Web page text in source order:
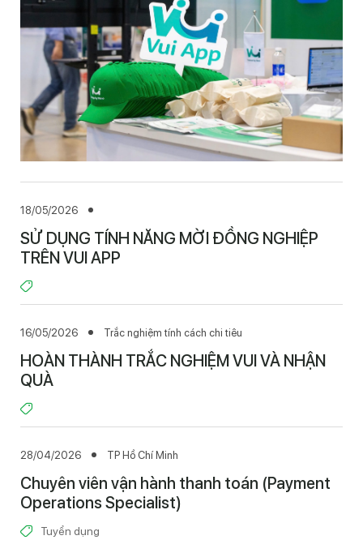
18/05/2026
SỬ DỤNG TÍNH NĂNG MỜI ĐỒNG NGHIỆP
TRÊN VUI APP
16/05/2026 Trắc nghiệm tính cách chi tiêu
HOÀN THÀNH TRẮC NGHIỆM VUI VÀ NHẬN
QUÀ
28/04/2026 TP Hồ Chí Minh
Chuyên viên vận hành thanh toán (Payment
Operations Specialist)
Tuyển dụng